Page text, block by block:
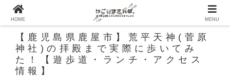
【鹿児島県鹿屋市】荒平天神(菅原
神社)の拝殿まで実際に歩いてみ
た！【遊歩道・ランチ・アクセス
情報】
HOME MENU